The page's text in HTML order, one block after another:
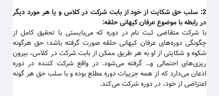
سلب حق شکایت از خود از بابت شرکت در کلاس و یا هر مورد دیگر
در رابطه با موضوع عرفان کیهانی حلقه:
با شرکت متقاضی ثبت نام در دوره که می‌بایستی با تحقیق کامل از
چگونگی دوره‌های عرفان کیهانی حلقه صورت گرفته باشد؛ حق هرگونه
شکوه و شکایتی از او به هر طریق ممکن از بابت شرکت در کلاس، بیرون
ریزی‌های احتمالی و… گرفته می‌شود. در واقع شرکت کننده در دوره
اذعان می‌دارد که از همه جزییات دوره مطلع بوده و با سلب حق هر گونه
اعتراضی از خود، در دوره شرکت می‌کند.